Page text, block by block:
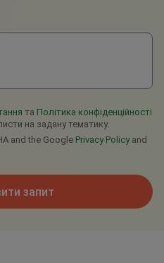
та Політика конфіденційності
на задану тематику.
and the Google Privacy Policyand
запит